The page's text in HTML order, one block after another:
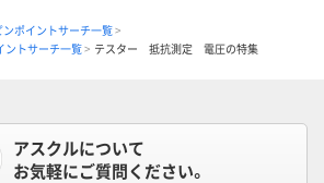
ンポイントサーチ一覧
ントサーチ一覧
テスター 抵抗測定 電圧の特集
アスクルについて
お気軽にご質問ください。